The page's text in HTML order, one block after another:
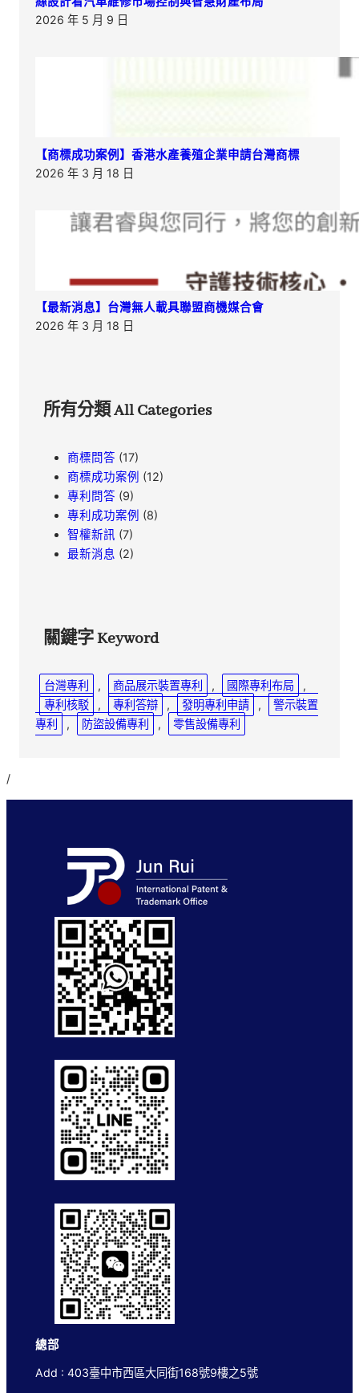
絲設計看汽車維修市場控制與智慧財產布局
2026 年 5 月 9 日
【商標成功案例】香港水產養殖企業申請台灣商標
2026 年 3 月 18 日
【最新消息】台灣無人載具聯盟商機媒合會
2026 年 3 月 18 日
所有分類 All Categories
商標問答 (17)
商標成功案例 (12)
專利問答 (9)
專利成功案例 (8)
智權新訊 (7)
最新消息 (2)
關鍵字 Keyword
台灣專利 , 商品展示裝置專利 , 國際專利布局
專利核駁
, 專利答辯 , 發明專利申請 ,
警示裝置
專利
, 防盜設備專利 , 零售設備專利
/
總部
Add : 403臺中市西區大同街168號9樓之5號